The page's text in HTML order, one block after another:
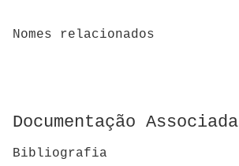
Nomes relacionados
Documentação Associada
Bibliografia